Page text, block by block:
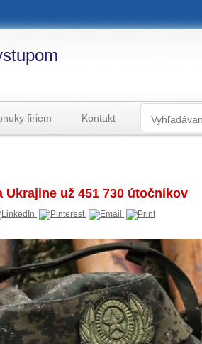
firiem Kontakt
Ukrajine už 451 730 útočníkov